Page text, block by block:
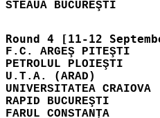
F.C. ARGEŞ
PETROLUL
U.T.A. (ARAD)
UNIVERSITATEA
RAPID BUCUREŞTI